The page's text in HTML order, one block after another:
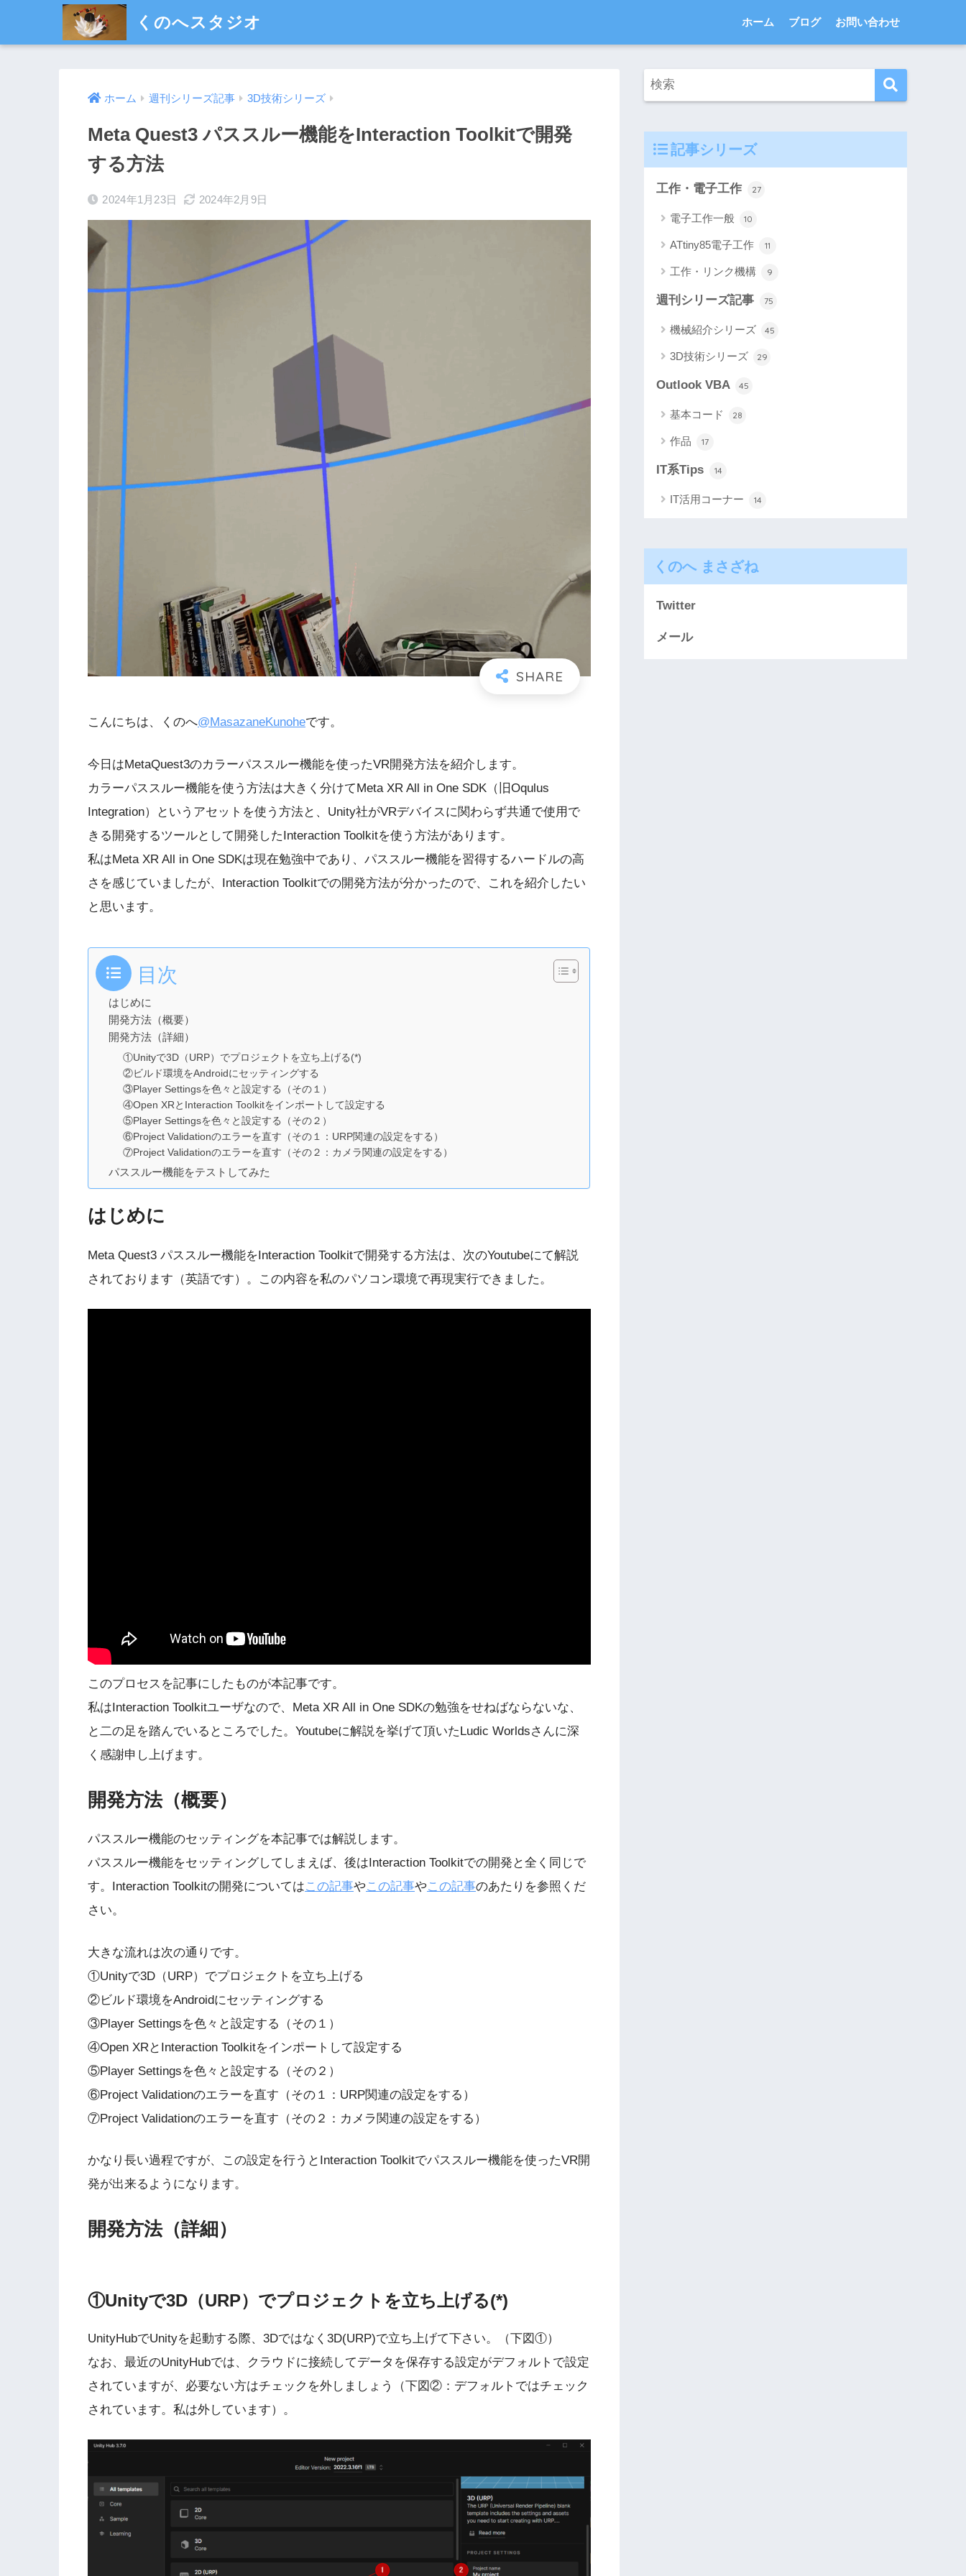
くのへスタジオ ホーム ブログ お問い合わせ
ホーム 週刊シリーズ記事 3D技術シリーズ
Meta Quest3 パススルー機能をInteraction Toolkitで開発
する方法
2024年1月23日 2024年2月9日
こんにちは、くのへ@MasazaneKunoheです。
今日はMetaQuest3のカラーパススルー機能を使ったVR開発方法を紹介します。
カラーパススルー機能を使う方法は大きく分けてMeta XR All in One SDK（旧Oqulus
Integration）というアセットを使う方法と、Unity社がVRデバイスに関わらず共通で使用で
きる開発するツールとして開発したInteraction Toolkitを使う方法があります。
私はMeta XR All in One SDKは現在勉強中であり、パススルー機能を習得するハードルの高
さを感じていましたが、Interaction Toolkitでの開発方法が分かったので、これを紹介したい
と思います。
目次
はじめに
開発方法（概要）
開発方法（詳細）
①Unityで3D（URP）でプロジェクトを立ち上げる(*)
②ビルド環境をAndroidにセッティングする
③Player Settingsを色々と設定する（その１）
④Open XRとInteraction Toolkitをインポートして設定する
⑤Player Settingsを色々と設定する（その２）
⑥Project Validationのエラーを直す（その１：URP関連の設定をする）
⑦Project Validationのエラーを直す（その２：カメラ関連の設定をする）
パススルー機能をテストしてみた
はじめに
Meta Quest3 パススルー機能をInteraction Toolkitで開発する方法は、次のYoutubeにて解説
されております（英語です）。この内容を私のパソコン環境で再現実行できました。
このプロセスを記事にしたものが本記事です。
私はInteraction Toolkitユーザなので、Meta XR All in One SDKの勉強をせねばならないな、
と二の足を踏んでいるところでした。Youtubeに解説を挙げて頂いたLudic Worldsさんに深
く感謝申し上げます。
開発方法（概要）
パススルー機能のセッティングを本記事では解説します。
パススルー機能をセッティングしてしまえば、後はInteraction Toolkitでの開発と全く同じで
す。Interaction Toolkitの開発についてはこの記事やこの記事やこの記事のあたりを参照くだ
さい。
大きな流れは次の通りです。
①Unityで3D（URP）でプロジェクトを立ち上げる
②ビルド環境をAndroidにセッティングする
③Player Settingsを色々と設定する（その１）
④Open XRとInteraction Toolkitをインポートして設定する
⑤Player Settingsを色々と設定する（その２）
⑥Project Validationのエラーを直す（その１：URP関連の設定をする）
⑦Project Validationのエラーを直す（その２：カメラ関連の設定をする）
かなり長い過程ですが、この設定を行うとInteraction Toolkitでパススルー機能を使ったVR開
発が出来るようになります。
開発方法（詳細）
①Unityで3D（URP）でプロジェクトを立ち上げる(*)
UnityHubでUnityを起動する際、3Dではなく3D(URP)で立ち上げて下さい。（下図①）
なお、最近のUnityHubでは、クラウドに接続してデータを保存する設定がデフォルトで設定
されていますが、必要ない方はチェックを外しましょう（下図②：デフォルトではチェック
されています。私は外しています）。
記事シリーズ
工作・電子工作 27
電子工作一般 10
ATtiny85電子工作 11
工作・リンク機構 9
週刊シリーズ記事 75
機械紹介シリーズ 45
3D技術シリーズ 29
Outlook VBA 45
基本コード 28
作品 17
IT系Tips 14
IT活用コーナー 14
くのへ まさざね
Twitter
メール